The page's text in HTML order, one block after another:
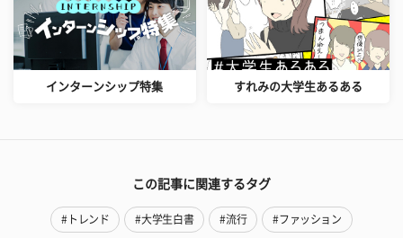
インターンシップ特集 すれみの大学生あるある
この記事に関連するタグ
#トレンド #大学生白書 #流行 #ファッション